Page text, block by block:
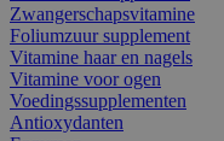
Zwangerschapsvitamine
Foliumzuur supplement
Vitamine haar en nagels
Vitamine voor ogen
Voedingssupplementen
Antioxydanten